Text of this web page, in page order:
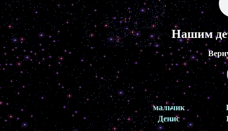
Нашим
мальчик
Денис